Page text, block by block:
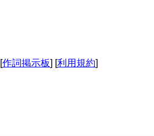
作詞掲示板] [利用規約]